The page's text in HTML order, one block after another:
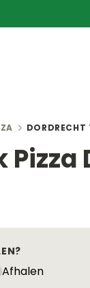
DORDRECHT
Afhalen